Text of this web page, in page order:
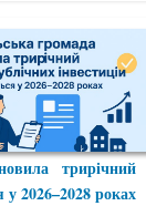
у 2026–2028 роках